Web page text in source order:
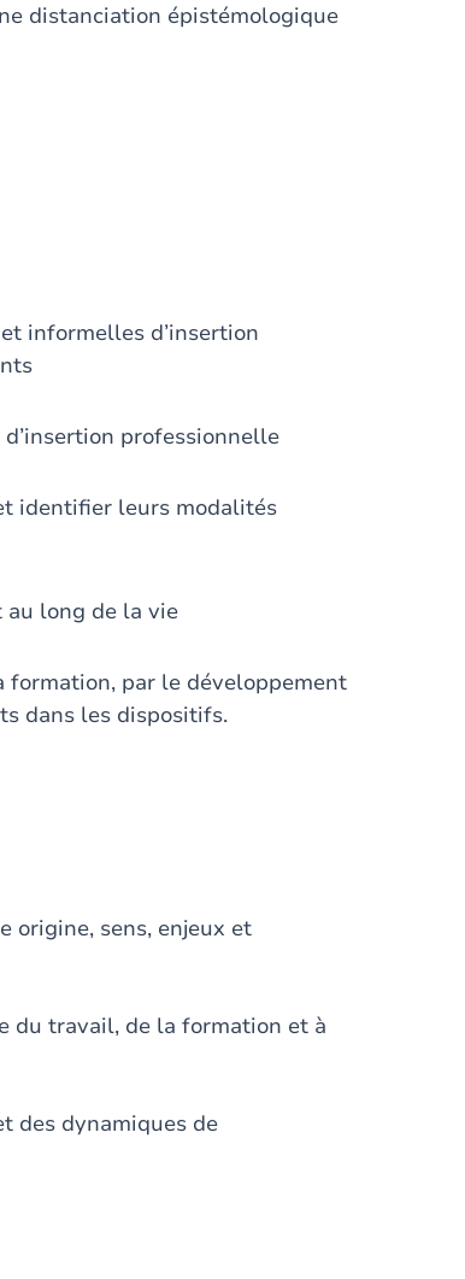
distanciation épistémologique
informelles d’insertion
professionnelle
identifier leurs modalités
au long de la vie
formation, par le développement
dans les dispositifs.
origine, sens, enjeux et
du travail, de la formation et à
des dynamiques de